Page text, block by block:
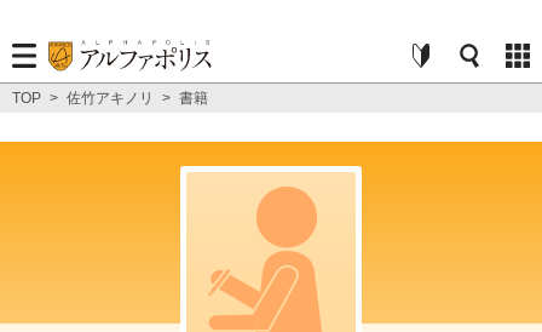
TOP > 佐竹アキノリ > 書籍